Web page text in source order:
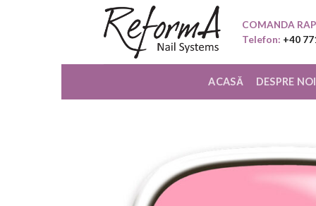
COMANDA
Telefon: +40
ACASĂ DESPRE NOI